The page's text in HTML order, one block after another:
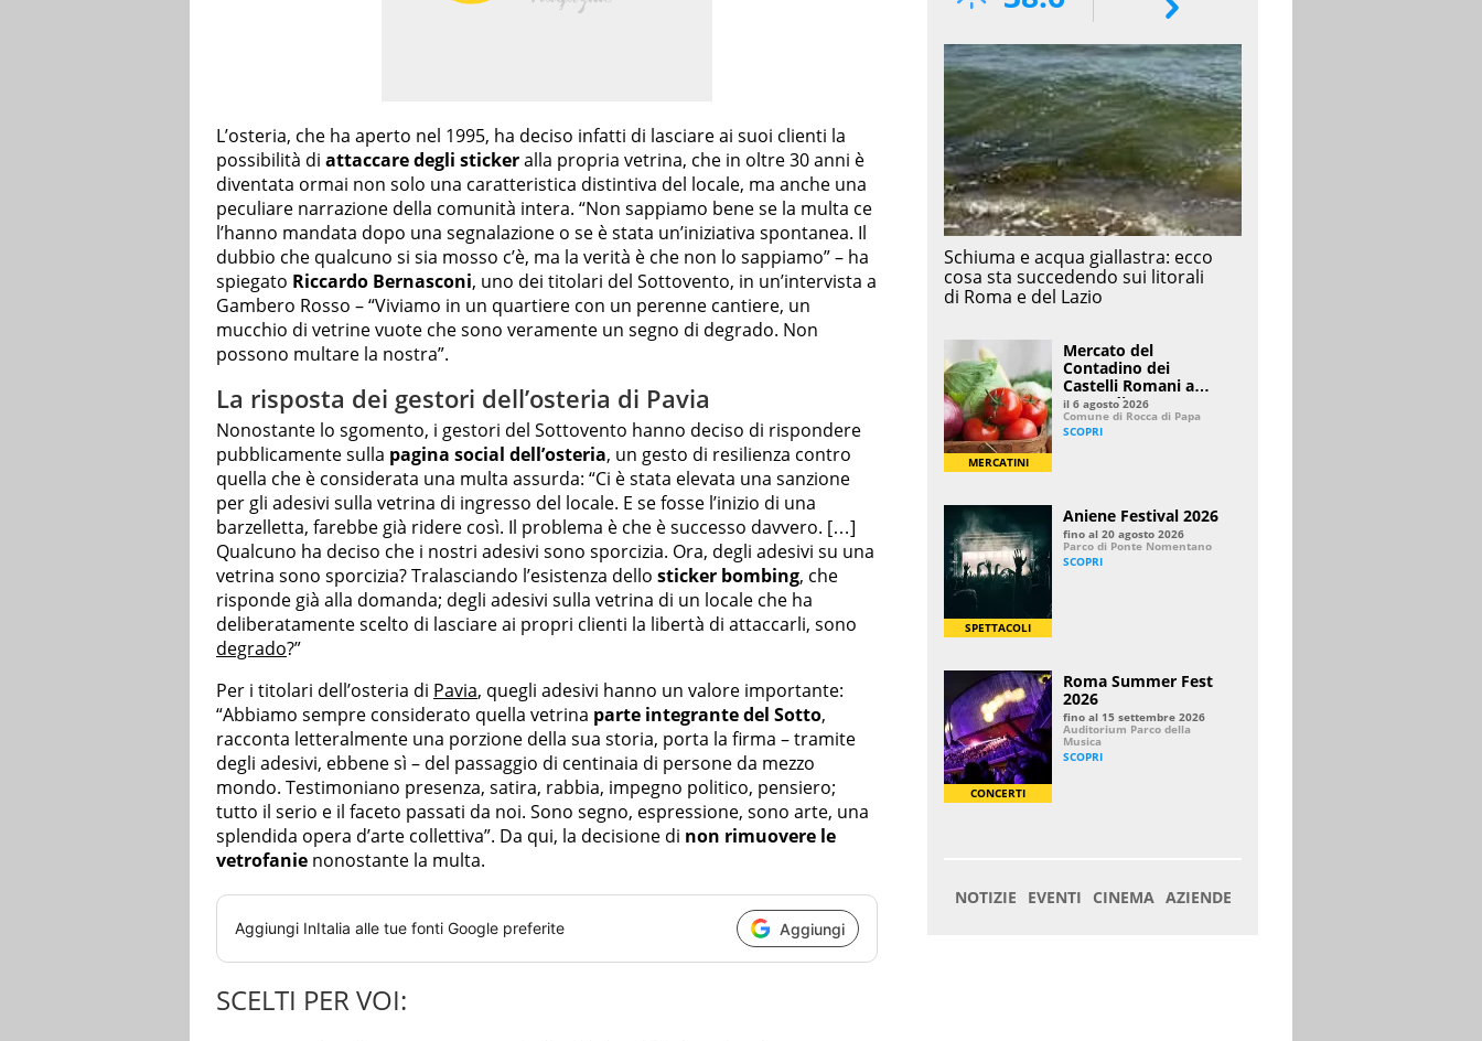
L’osteria, che ha aperto nel 1995, ha deciso infatti di lasciare ai suoi clienti la
possibilità di attaccare degli stickeralla propria vetrina, che in oltre 30 anni è
diventata ormai non solo una caratteristica distintiva del locale, ma anche una
peculiare narrazione della comunità intera. “Non sappiamo bene se la multa ce
l’hanno mandata dopo una segnalazione o se è stata un’iniziativa spontanea. Il
dubbio che qualcuno si sia mosso c’è, ma la verità è che non lo sappiamo” – ha
spiegato Riccardo Bernasconi, uno dei titolari del Sottovento, in un’intervista a
Gambero Rosso – “Viviamo in un quartiere con un perenne cantiere, un
mucchio di vetrine vuote che sono veramente un segno di degrado. Non
possono multare la nostra”.
La risposta dei gestori dell’osteria di Pavia
Nonostante lo sgomento, i gestori del Sottovento hanno deciso di rispondere
pubblicamente sulla pagina social dell’osteria, un gesto di resilienza contro
quella che è considerata una multa assurda: “Ci è stata elevata una sanzione
per gli adesivi sulla vetrina di ingresso del locale. E se fosse l’inizio di una
barzelletta, farebbe già ridere così. Il problema è che è successo davvero. […]
Qualcuno ha deciso che i nostri adesivi sono sporcizia. Ora, degli adesivi su una
vetrina sono sporcizia? Tralasciando l’esistenza dello sticker bombing, che
risponde già alla domanda; degli adesivi sulla vetrina di un locale che ha
deliberatamente scelto di lasciare ai propri clienti la libertà di attaccarli, sono
degrado?”
Per i titolari dell’osteria di Pavia, quegli adesivi hanno un valore importante:
“Abbiamo sempre considerato quella vetrina parte integrante del Sotto,
racconta letteralmente una porzione della sua storia, porta la firma – tramite
degli adesivi, ebbene sì – del passaggio di centinaia di persone da mezzo
mondo. Testimoniano presenza, satira, rabbia, impegno politico, pensiero;
tutto il serio e il faceto passati da noi. Sono segno, espressione, sono arte, una
splendida opera d’arte collettiva”. Da qui, la decisione di non rimuovere le
vetrofanie nonostante la multa.
Aggiungi InItalia alle tue fonti Google preferite Aggiungi
SCELTI PER VOI: